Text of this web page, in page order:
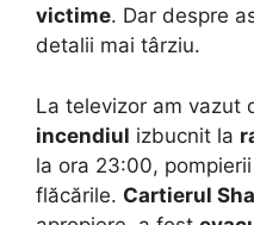
victime. Dar despre
detalii mai târziu.
La televizor am vazut
incendiul izbucnit la
la ora 23:00,
flăcările. Cartierul